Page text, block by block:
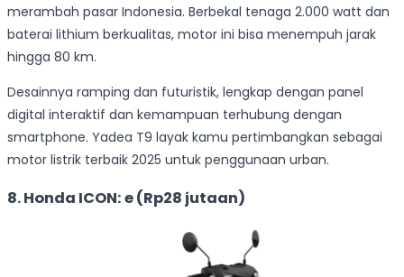
merambah pasar Indonesia. Berbekal tenaga 2.000 watt dan
baterai lithium berkualitas, motor ini bisa menempuh jarak
hingga 80 km.
Desainnya ramping dan futuristik, lengkap dengan panel
digital interaktif dan kemampuan terhubung dengan
smartphone. Yadea T9 layak kamu pertimbangkan sebagai
motor listrik terbaik 2025 untuk penggunaan urban.
8. Honda ICON: e (Rp28 jutaan)